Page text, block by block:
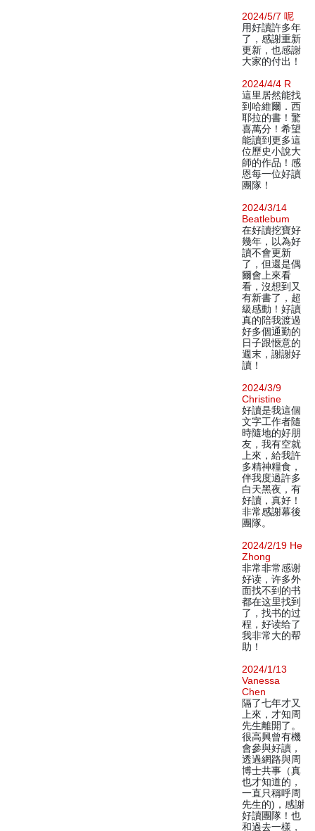
2024/5/7 呢
用好讀許多年
了，感謝重新
更新，也感謝
大家的付出！
2024/4/4 R
這里居然能找
到哈維爾．西
耶拉的書！驚
喜萬分！希望
能讀到更多這
位歷史小說大
師的作品！感
恩每一位好讀
團隊！
2024/3/14
Beatlebum
在好讀挖寶好
幾年，以為好
讀不會更新
了，但還是偶
爾會上來看
看，沒想到又
有新書了，超
級感動！好讀
真的陪我渡過
好多個通勤的
日子跟愜意的
週末，謝謝好
讀！
2024/3/9
Christine
好讀是我這個
文字工作者隨
時隨地的好朋
友，我有空就
上來，給我許
多精神糧食，
伴我度過許多
白天黑夜，有
好讀，真好！
非常感謝幕後
團隊。
2024/2/19 He
Zhong
非常非常感谢
好读，许多外
面找不到的书
都在这里找到
了，找书的过
程，好读给了
我非常大的帮
助！
2024/1/13
Vanessa
Chen
隔了七年才又
上來，才知周
先生離開了。
很高興曾有機
會參與好讀，
透過網路與周
博士共事（真
也才知道的，
一直只稱呼周
先生的)，感謝
好讀團隊！也
和過去一樣，